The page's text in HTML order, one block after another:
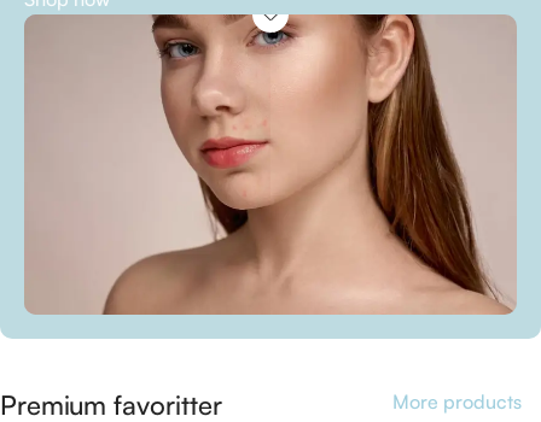
Premium favoritter More products